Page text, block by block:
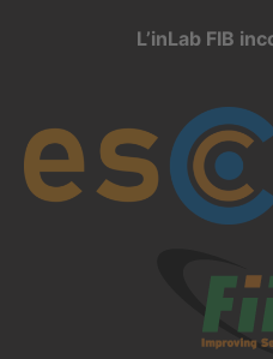
L’inLab FIB